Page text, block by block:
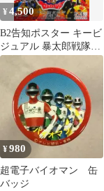
¥4,500
B2告知ポスター キービ
ジュアル 暴太郎戦隊ド
ンブラザーズVSゼンカ
イジャー
¥980
超電子バイオマン 缶
バッジ